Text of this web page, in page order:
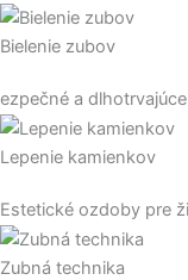
Bielenie zubov
ezpečné a
Lepenie kamienkov
Estetické ozdoby pre
Zubná technika